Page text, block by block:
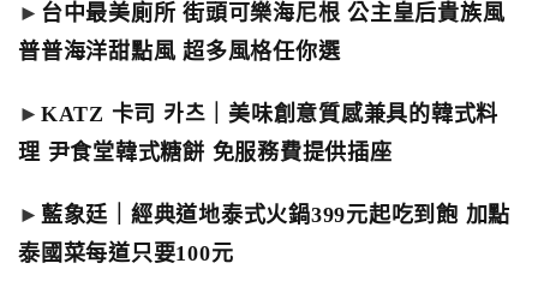
► 台中最美廁所 街頭可樂海尼根 公主皇后貴族風
普普海洋甜點風 超多風格任你選
► KATZ 卡司 카츠｜美味創意質感兼具的韓式料
理 尹食堂韓式糖餅 免服務費提供插座
► 藍象廷｜經典道地泰式火鍋399元起吃到飽 加點
泰國菜每道只要100元